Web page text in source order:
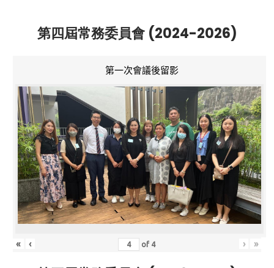
第四屆常務委員會 (2024-2026)
第一次會議後留影
« ‹ of 4 › »